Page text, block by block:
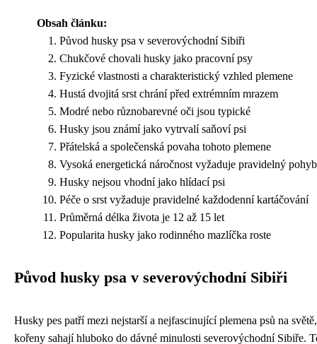
Obsah článku:
Původ husky psa v severovýchodní Sibiři
Chukčové chovali husky jako pracovní psy
Fyzické vlastnosti a charakteristický vzhled plemene
Hustá dvojitá srst chrání před extrémním mrazem
Modré nebo různobarevné oči jsou typické
Husky jsou známí jako vytrvalí saňoví psi
Přátelská a společenská povaha tohoto plemene
Vysoká energetická náročnost vyžaduje pravidelný pohyb
Husky nejsou vhodní jako hlídací psi
Péče o srst vyžaduje pravidelné každodenní kartáčování
Průměrná délka života je 12 až 15 let
Popularita husky jako rodinného mazlíčka roste
Původ husky psa v severovýchodní Sibiři
Husky pes patří mezi nejstarší a nejfascinující plemena psů na
kořeny sahají hluboko do dávné minulosti severovýchodní Sibiře.